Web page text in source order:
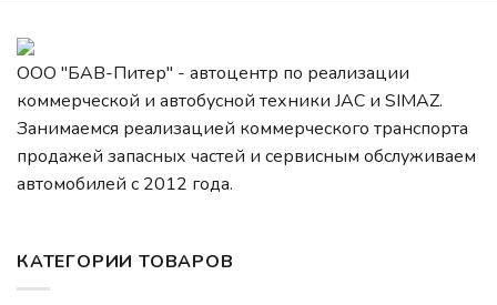
ООО "БАВ-Питер" - автоцентр по реализации
коммерческой и автобусной техники JAC и SIMAZ.
Занимаемся реализацией коммерческого транспорта
продажей запасных частей и сервисным обслуживаем
автомобилей c 2012 года.
КАТЕГОРИИ ТОВАРОВ